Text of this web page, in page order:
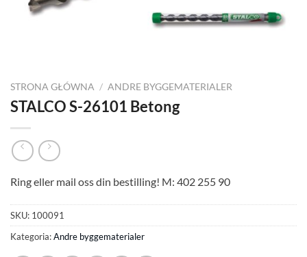
STRONA GŁÓWNA / ANDRE BYGGEMATERIALER
STALCO S-26101 Betong
Ring eller mail oss din bestilling! M: 402 255 90
SKU: 100091
Kategoria:Andre byggematerialer